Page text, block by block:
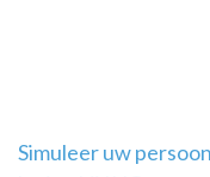
Simuleer uw